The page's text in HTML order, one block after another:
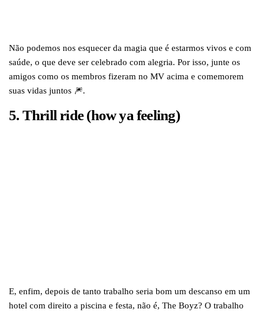
Não podemos nos esquecer da magia que é estarmos vivos e com
saúde, o que deve ser celebrado com alegria. Por isso, junte os
amigos como os membros fizeram no MV acima e comemorem
suas vidas juntos 🎆.
5. Thrill ride (how ya feeling)
E, enfim, depois de tanto trabalho seria bom um descanso em um
hotel com direito a piscina e festa, não é, The Boyz? O trabalho